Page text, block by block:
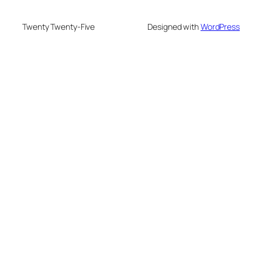
Twenty Twenty-Five Designed withWordPress